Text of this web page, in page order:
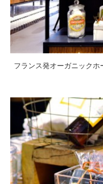
フランス発オーガニックホ